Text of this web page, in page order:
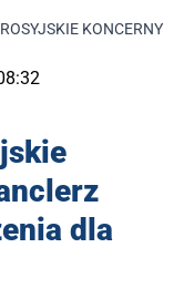
KONCERNY
dla